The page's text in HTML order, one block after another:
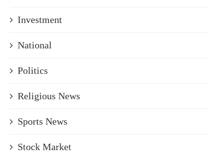
Investment
National
Politics
Religious News
Sports News
Stock Market